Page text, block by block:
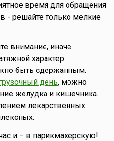
время для обращения
- решайте только мелкие
внимание, иначе
характер
быть сдержанным.
день, можно
желудка и кишечника.
лекарственных
и – в парикмахерскую!